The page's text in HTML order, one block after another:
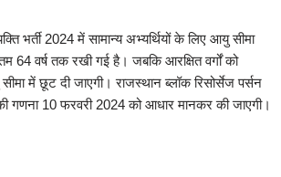
भर्ती 2024 में सामान्य अभ्यर्थियों के लिए आयु सीमा
64 वर्ष तक रखी गई है। जबकि आरक्षित वर्गों को
में छूट दी जाएगी। राजस्थान ब्लॉक रिसोर्सेज पर्सन
10 फरवरी 2024 को आधार मानकर की जाएगी।